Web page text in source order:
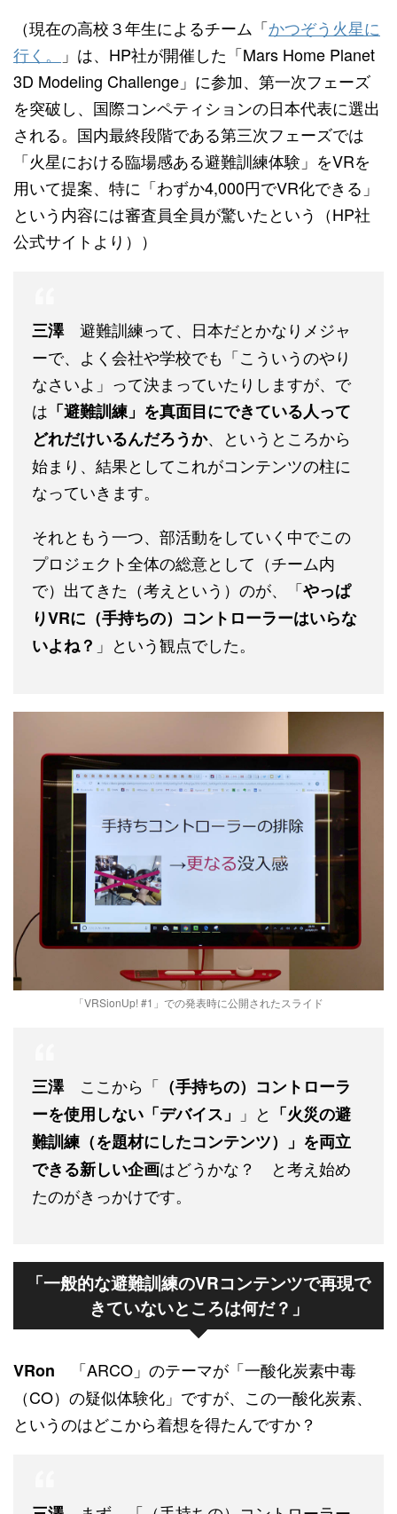
（現在の高校３年生によるチーム「かつぞう火星に
行く。
」は、HP社が開催した「Mars Home Planet
3D Modeling Challenge」に参加、第一次フェーズ
を突破し、国際コンペティションの日本代表に選出
される。国内最終段階である第三次フェーズでは
「火星における臨場感ある避難訓練体験」をVRを
用いて提案、特に「わずか4,000円でVR化できる」
という内容には審査員全員が驚いたという（HP社
公式サイトより））
三澤避難訓練って、日本だとかなりメジャ
ーで、よく会社や学校でも「こういうのやり
なさいよ」って決まっていたりしますが、で
は 「避難訓練」を真面目にできている人って
どれだけいるんだろうか、というところから
始まり、結果としてこれがコンテンツの柱に
なっていきます。
それともう一つ、部活動をしていく中でこの
プロジェクト全体の総意として（チーム内
で）出てきた（考えという）のが、「やっぱ
りVRに（手持ちの）コントローラーはいらな
いよね？ 」という観点でした。
「VRSionUp! #1」での発表時に公開されたスライド
三澤ここから「 （手持ちの）コントローラ
ーを使用しない「デバイス」
」と 「火災の避
難訓練（を題材にしたコンテンツ）」を両立
できる新しい企画はどうかな？ と考え始め
たのがきっかけです。
「一般的な避難訓練のVRコンテンツで再現で
きていないところは何だ？ 」
VRon 「ARCO」のテーマが「一酸化炭素中毒
（CO）の疑似体験化」ですが、この一酸化炭素、
というのはどこから着想を得たんですか？